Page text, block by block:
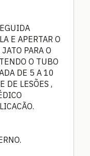
E APERTAR O
PARA O
O TUBO
DE 5 A 10
DE LESÕES ,